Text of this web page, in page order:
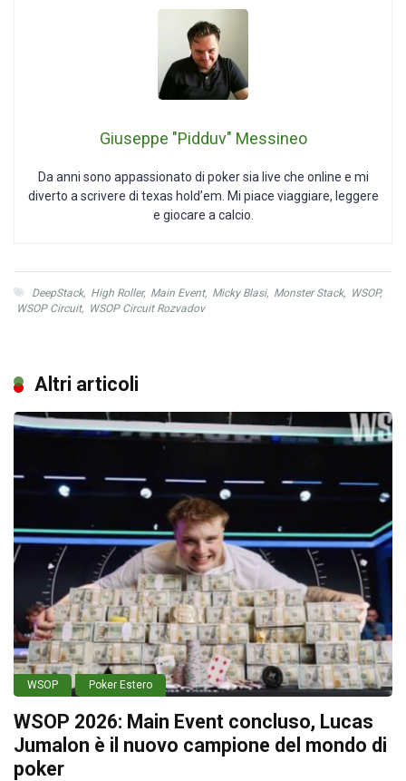
Giuseppe "Pidduv" Messineo
Da anni sono appassionato di poker sia live che online e mi
diverto a scrivere di texas hold’em. Mi piace viaggiare, leggere
e giocare a calcio.
DeepStack, High Roller, Main Event, Micky Blasi, Monster Stack, WSOP,
WSOP Circuit, WSOP Circuit Rozvadov
Altri articoli
WSOP Poker Estero
WSOP 2026: Main Event concluso, Lucas
Jumalon è il nuovo campione del mondo di
poker